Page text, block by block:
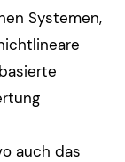
Systemen,
auch das